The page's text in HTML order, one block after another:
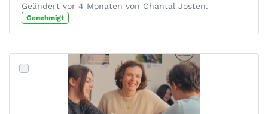
Geändert vor 4 Monaten von Chantal Josten.
Genehmigt